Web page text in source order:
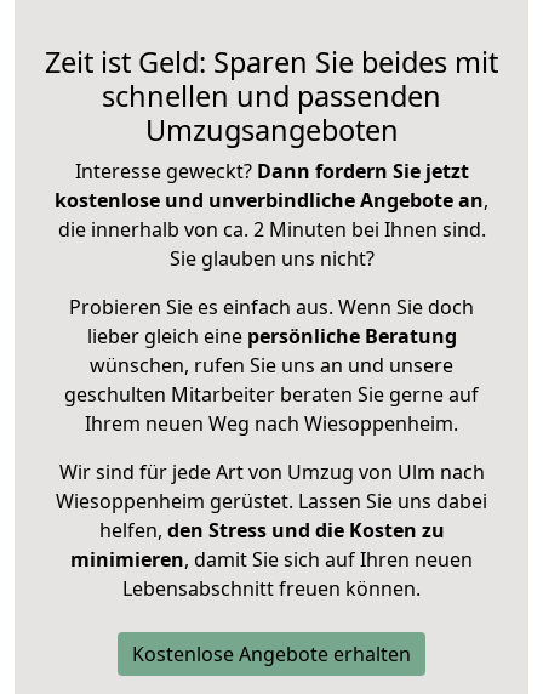
Zeit ist Geld: Sparen Sie beides mit
schnellen und passenden
Umzugsangeboten
Interesse geweckt? Dann fordern Sie jetzt
kostenlose und unverbindliche Angebote an,
die innerhalb von ca. 2 Minuten bei Ihnen sind.
Sie glauben uns nicht?
Probieren Sie es einfach aus. Wenn Sie doch
lieber gleich eine persönliche Beratung
wünschen, rufen Sie uns an und unsere
geschulten Mitarbeiter beraten Sie gerne auf
Ihrem neuen Weg nach Wiesoppenheim.
Wir sind für jede Art von Umzug von Ulm nach
Wiesoppenheim gerüstet. Lassen Sie uns dabei
helfen, den Stress und die Kosten zu
minimieren, damit Sie sich auf Ihren neuen
Lebensabschnitt freuen können.
Kostenlose Angebote erhalten